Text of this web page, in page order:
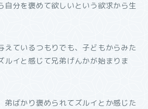
自分を褒めて欲しいという欲求から生
えているつもりでも、子どもからみた
ルイと感じて兄弟げんかが始まりま
弟ばかり褒められてズルイとか感じた